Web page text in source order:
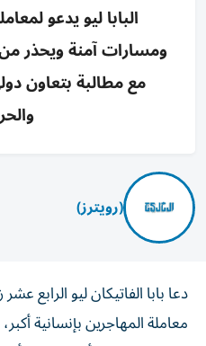
البابا ليو يدعو
ومسارات آمنة ويحذر من
مع مطالبة بتعاون
(رويترز)
دعا بابا الفاتيكان ليو الرابع
معاملة المهاجرين بإنسانية